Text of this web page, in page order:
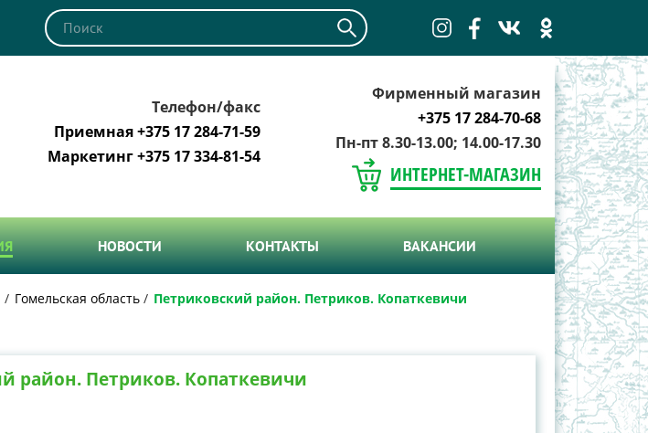
Телефон/факс
Приемная +375 17 284-71-59
Маркетинг +375 17 334-81-54
Фирменный магазин
+375 17 284-70-68
Пн-пт 8.30-13.00; 14.00-17.30
ИНТЕРНЕТ-МАГАЗИН
НОВОСТИ КОНТАКТЫ ВАКАНСИИ
Гомельская область Петриковский район. Петриков. Копаткевичи
район. Петриков. Копаткевичи